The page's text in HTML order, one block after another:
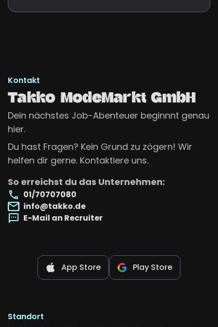
Kontakt
Takko ModeMarkt GmbH
Dein nächstes Job-Abenteuer beginnnt genau
hier.
Du hast Fragen? Kein Grund zu zögern! Wir
helfen dir gerne. Kontaktiere uns.
So erreichst du das Unternehmen:
01/70707080
info@takko.de
E-Mail an Recruiter
App Store Play Store
Standort